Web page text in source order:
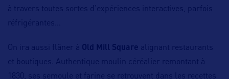
à travers toutes sortes d’expériences interactives, parfois
réfrigérantes…
On ira aussi flâner à Old Mill Square alignant restaurants
et boutiques. Authentique moulin céréalier remontant à
1830, ses semoule et farine se retrouvent dans les recettes